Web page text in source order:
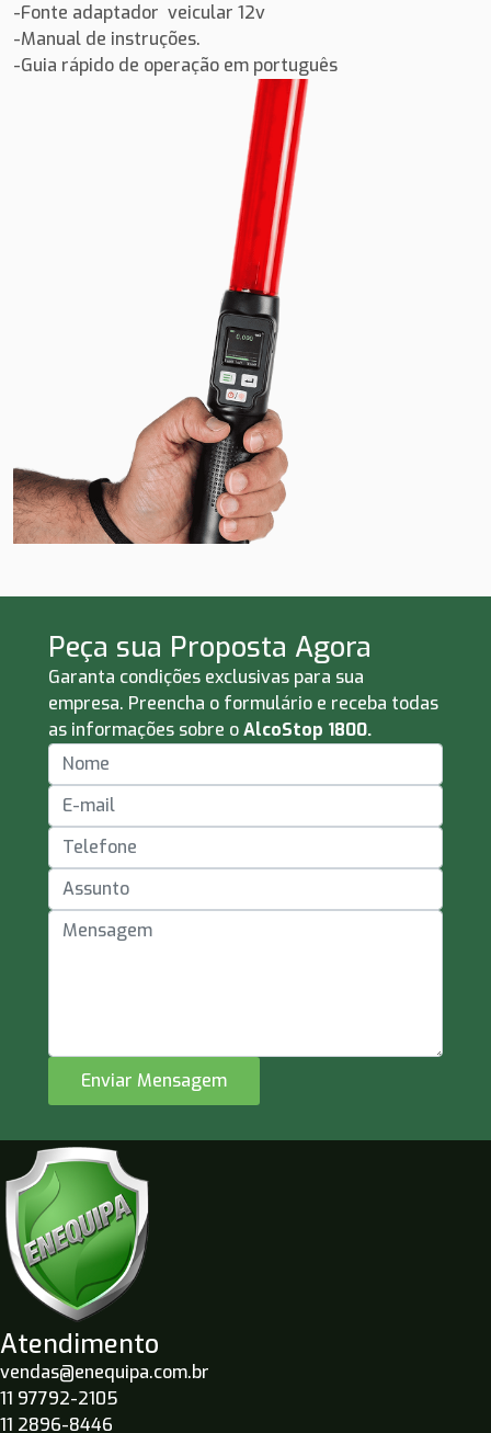
-Fonte adaptador veicular 12v
-Manual de instruções.
-Guia rápido de operação em português
Peça sua Proposta Agora
Garanta condições exclusivas para sua
empresa. Preencha o formulário e receba todas
as informações sobre oAlcoStop 1800.
Enviar Mensagem
Atendimento
vendas@enequipa.com.br
11 97792-2105
11 2896-8446